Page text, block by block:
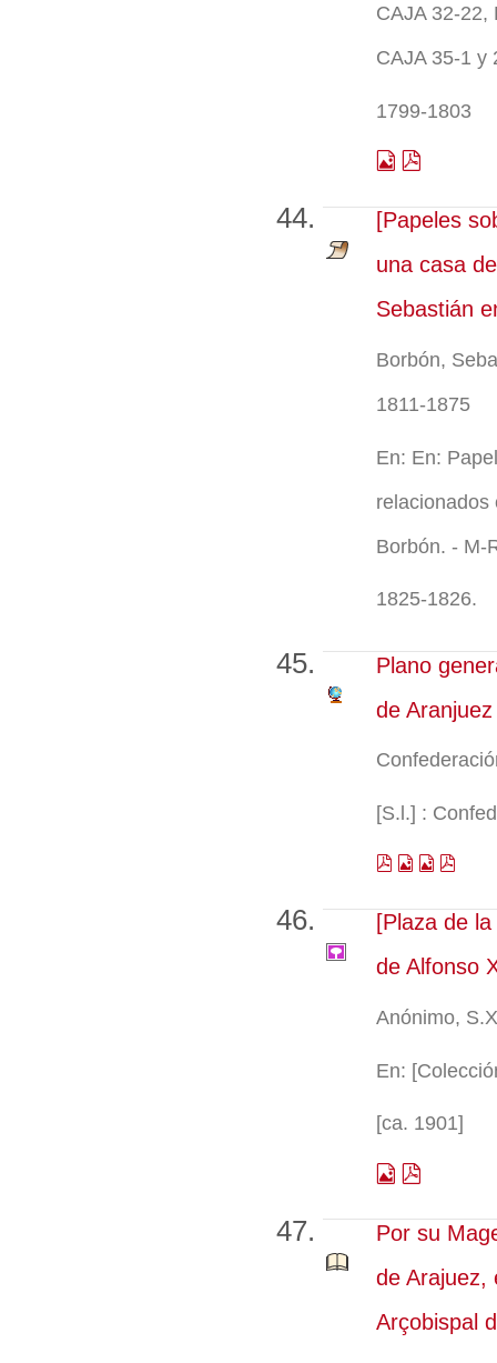
CAJA 32-22,
CAJA 35-1 y
1799-1803
[Papeles
una casa
Sebastián
Borbón,
1811-1875
En: En:
relacionados
Borbón. - M-
1825-1826.
Plano
de Aranjuez
[S.l.] :
[Plaza de
de Alfonso
Anónimo,
En:
[ca. 1901]
Por su
de Arajuez,
Arçobispal